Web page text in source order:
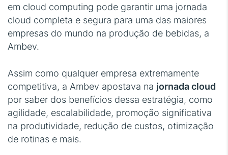
em cloud computing pode garantir uma jornada
cloud completa e segura para uma das maiores
empresas do mundo na produção de bebidas, a
Ambev.
Assim como qualquer empresa extremamente
competitiva, a Ambev apostava na jornada cloud
por saber dos benefícios dessa estratégia, como
agilidade, escalabilidade, promoção significativa
na produtividade, redução de custos, otimização
de rotinas e mais.